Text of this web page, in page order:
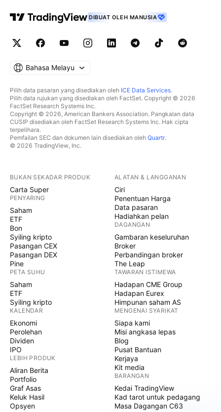
DIBUAT OLEH MANUSIA
Bahasa Melayu
Pilih data pasaran yang disediakan oleh ICE Data Services.
Pilih data rujukan yang disediakan oleh FactSet. Copyright © 2026
FactSet Research Systems Inc.
Copyright © 2026, American Bankers Association. Pangkalan data
CUSIP disediakan oleh FactSet Research Systems Inc. Hak cipta
terpelihara.
Pemfailan SEC dan dokumen lain disediakan oleh Quartr.
© 2026 TradingView, Inc.
BUKAN SEKADAR PRODUK
Carta Super
PENYARING
Saham
ETF
Bon
Syiling kripto
Pasangan CEX
Pasangan DEX
Pine
PETA SUHU
Saham
ETF
Syiling kripto
KALENDAR
Ekonomi
Perolehan
Dividen
IPO
LEBIH PRODUK
Aliran Berita
Portfolio
Graf Asas
Keluk Hasil
Opsyen
ALATAN & LANGGANAN
Ciri
Penentuan Harga
Data pasaran
Hadiahkan pelan
DAGANGAN
Gambaran keseluruhan
Broker
Perbandingan broker
The Leap
TAWARAN ISTIMEWA
Hadapan CME Group
Hadapan Eurex
Himpunan saham AS
MENGENAI SYARIKAT
Siapa kami
Misi angkasa lepas
Blog
Pusat Bantuan
Kerjaya
Kit media
BARANGAN
Kedai TradingView
Kad tarot untuk pedagang
Masa Dagangan C63